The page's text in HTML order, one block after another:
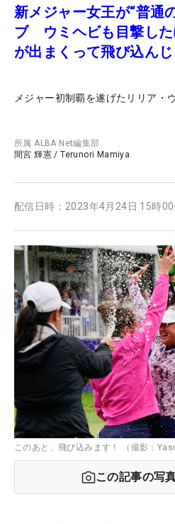
新メジャー女王が“普通
ブ ウミヘビも目撃した
が出まくって飛び込んじ
メジャー初制覇を遂げたリリア・
所属ALBA Net編集部
間宮 輝憲 /Terunori Mamiya
配信日時： 2023年4月24日 15時00
このあと、飛び込みます！ （撮影：
この記事の写